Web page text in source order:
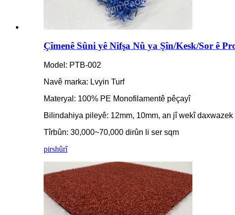
Çîmenê Sûni yê Nifşa Nû ya Şîn/Kesk/Sor ê
Model: PTB-002
Navê marka: Lvyin Turf
Materyal: 100% PE Monofilamentê pêçayî
Bilindahiya pileyê: 12mm, 10mm, an jî wekî daxwazek
Tîrbûn: 30,000~70,000 dirûn li ser sqm
pirshûrî